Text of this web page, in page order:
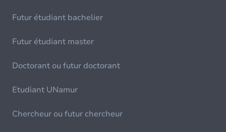
Futur étudiant bachelier
Futur étudiant master
Doctorant ou futur doctorant
Etudiant UNamur
Chercheur ou futur chercheur